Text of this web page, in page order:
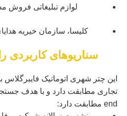
لوازم تبلیغاتی فروش
کلیسا، سازمان خیریه
سناریوهای کاربردی
این چتر شهری اتوماتیک فایبرگلاس
end مطابقت دارد: